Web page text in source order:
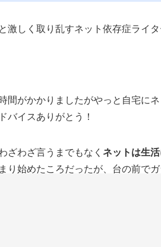
激しく取り乱すネット依存症ライ
間がかかりましたがやっと自宅に
バイスありがとう！
ざわざ言うまでもなく ネットは生活
り始めたころだったが、台の前で